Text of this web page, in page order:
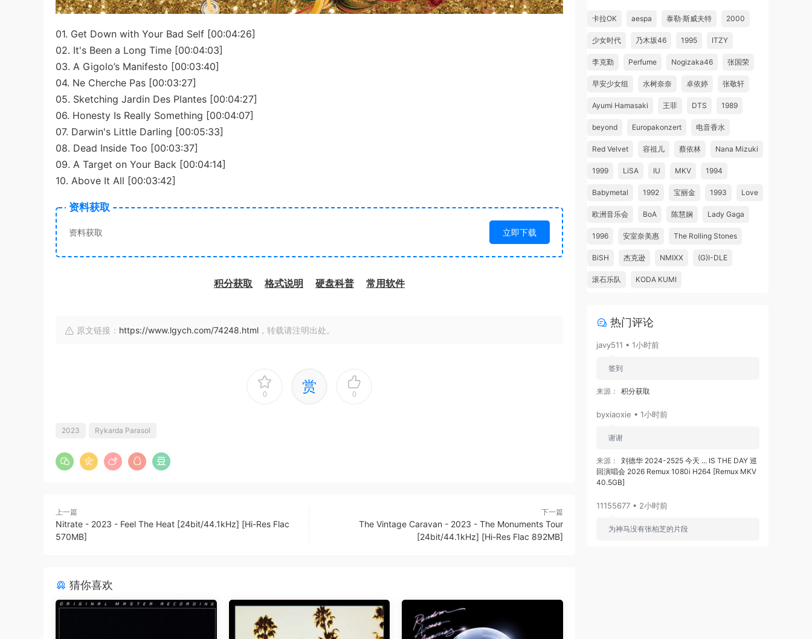
01. Get Down with Your Bad Self [00:04:26]
02. It's Been a Long Time [00:04:03]
03. A Gigolo’s Manifesto [00:03:40]
04. Ne Cherche Pas [00:03:27]
05. Sketching Jardin Des Plantes [00:04:27]
06. Honesty Is Really Something [00:04:07]
07. Darwin's Little Darling [00:05:33]
08. Dead Inside Too [00:03:37]
09. A Target on Your Back [00:04:14]
10. Above It All [00:03:42]
资料获取
资料获取 立即下载
积分获取 格式说明 硬盘科普 常用软件
原文链接： https://www.lgych.com/74248.html ，转载请注明出处。
0 赏 0
2023 Rykarda Parasol
上一篇
Nitrate - 2023 - Feel The Heat [24bit/44.1kHz] [Hi-Res Flac
570MB]
下一篇
The Vintage Caravan - 2023 - The Monuments Tour
[24bit/44.1kHz] [Hi-Res Flac 892MB]
猜你喜欢
卡拉OK aespa 泰勒·斯威夫特 2000
少女时代 乃木坂46 1995 ITZY
李克勤 Perfume Nogizaka46 张国荣
早安少女组 水树奈奈 卓依婷 张敬轩
Ayumi Hamasaki 王菲 DTS 1989
beyond Europakonzert 电音香水
Red Velvet 容祖儿 蔡依林 Nana Mizuki
1999 LiSA IU MKV 1994
Babymetal 1992 宝丽金 1993 Love
欧洲音乐会 BoA 陈慧娴 Lady Gaga
1996 安室奈美惠 The Rolling Stones
BiSH 杰克逊 NMIXX (G)I-DLE
滚石乐队 KODA KUMI
热门评论
javy511 • 1小时前
签到
来源： 积分获取
byxiaoxie • 1小时前
谢谢
来源：
刘德华 2024-2525 今天 ... IS THE DAY 巡
回演唱会 2026 Remux 1080i H264 [Remux MKV
40.5GB]
11155677 • 2小时前
为神马没有张柏芝的片段